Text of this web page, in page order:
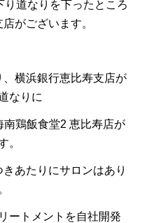
道なりを下ったところ
がございます。
横浜銀行恵比寿支店が
なりに
南鶏飯食堂2 恵比寿店が
。
あたりにサロンはあり
ートメントを自社開発